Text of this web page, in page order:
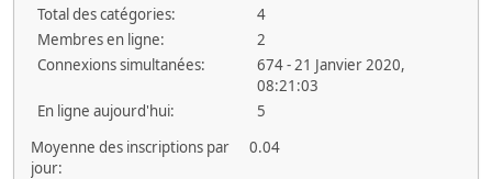
Total des catégories:
4
Membres en ligne:
2
Connexions simultanées:
674 - 21 Janvier 2020,
08:21:03
En ligne aujourd'hui:
5
Moyenne des inscriptions par
jour:
0.04